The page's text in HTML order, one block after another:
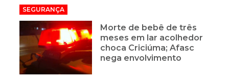
SEGURANÇA
Morte de bebê de três
meses em lar acolhedor
choca Criciúma; Afasc
nega envolvimento